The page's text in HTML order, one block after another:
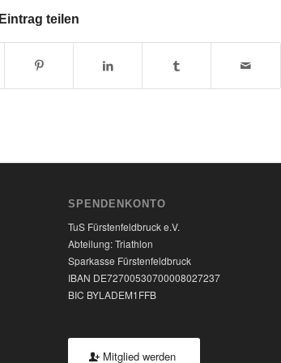
Eintrag teilen
SPENDENKONTO
TuS Fürstenfeldbruck e.V.
Abteilung: Triathlon
Sparkasse Fürstenfeldbruck
IBAN DE72700530700008027237
BIC BYLADEM1FFB
Mitglied werden